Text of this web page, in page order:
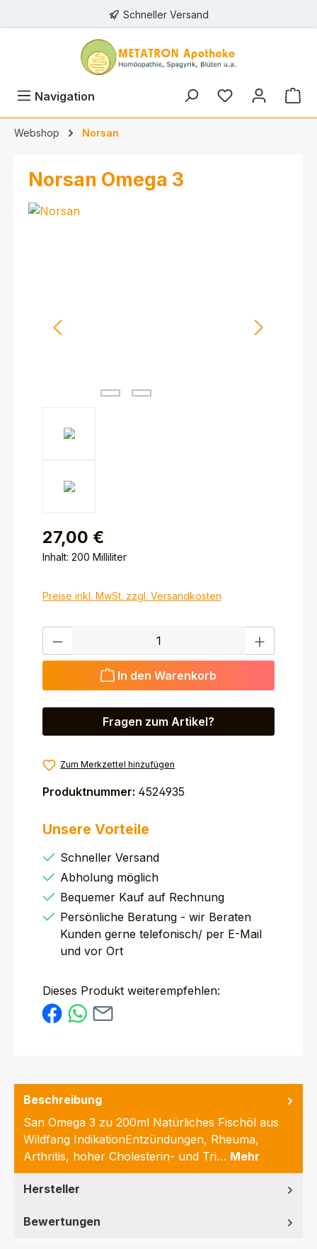
Schneller Versand
Navigation
Webshop Norsan
Norsan Omega 3
27,00 €
Inhalt: 200 Milliliter
Preise inkl. MwSt. zzgl. Versandkosten
Produkt Anzahl: Gib den gewünschten Wert ein
In den Warenkorb
Fragen zum Artikel?
Zum Merkzettel hinzufügen
Produktnummer: 4524935
Unsere Vorteile
Schneller Versand
Abholung möglich
Bequemer Kauf auf Rechnung
Persönliche Beratung - wir Beraten
Kunden gerne telefonisch/ per E-Mail
und vor Ort
Dieses Produkt weiterempfehlen:
Beschreibung
San Omega 3 zu 200ml Natürliches Fischöl aus
Wildfang IndikationEntzündungen, Rheuma,
Arthritis, hoher Cholesterin- und Tri… Mehr
Hersteller
Bewertungen